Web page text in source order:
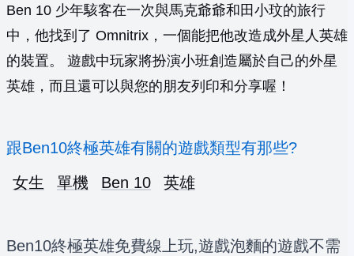
Ben 10 少年駭客在一次與馬克爺爺和田小玟的旅行
中，他找到了 Omnitrix，一個能把他改造成外星人英雄
的裝置。 遊戲中玩家將扮演小班創造屬於自己的外星
英雄，而且還可以與您的朋友列印和分享喔！
跟Ben10終極英雄有關的遊戲類型有那些?
女生
單機 Ben 10 英雄
Ben10終極英雄免費線上玩,遊戲泡麵的遊戲不需